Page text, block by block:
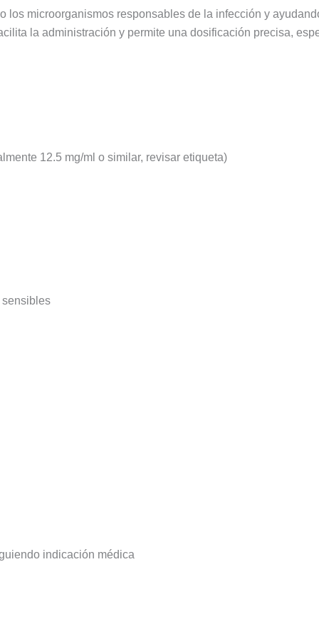
microorganismos responsables de la infección y
la administración y permite una dosificación precisa,
12.5 mg/ml o similar, revisar etiqueta)
sensibles
indicación médica